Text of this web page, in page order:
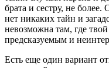
брата и сестру, не
нет никаких тайн и
невозможна там, где
предсказуемым и
Есть еще один вариант